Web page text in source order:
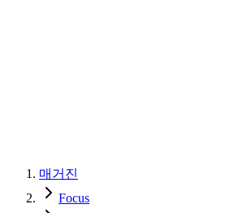
매거진
Focus